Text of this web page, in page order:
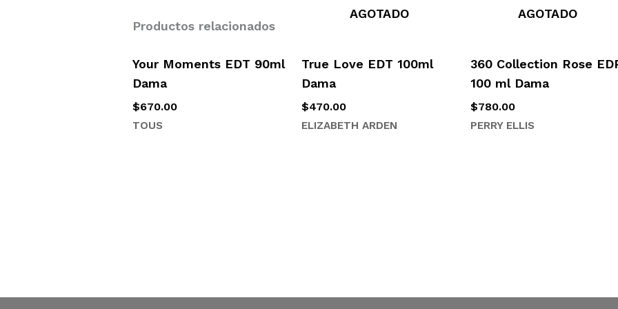
Productos relacionados
Your Moments EDT 90ml
Dama
$670.00
TOUS
AGOTADO
True Love EDT 100ml
Dama
$470.00
ELIZABETH ARDEN
AGOTADO
360 Collection Rose
100 ml Dama
$780.00
PERRY ELLIS